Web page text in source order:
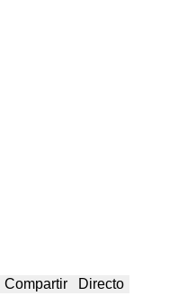
Compartir Directo